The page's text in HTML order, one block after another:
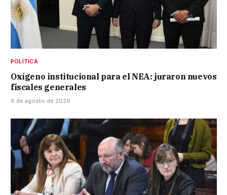
POLÍTICA
Oxígeno institucional para el NEA: juraron nuevos
fiscales generales
6 de agosto de 2026